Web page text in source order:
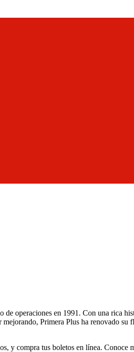
de operaciones en 1991. Con una rica
Primera Plus ha renovado su
y compra tus boletos en línea. Conoce